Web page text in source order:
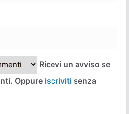
Ricevi un avviso se
Oppure iscrivitisenza